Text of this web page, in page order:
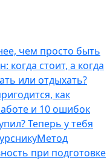
чем просто быть
когда стоит, а когда
или отдыхать?
как
и 10 ошибок
Теперь у тебя
Метод
при подготовке